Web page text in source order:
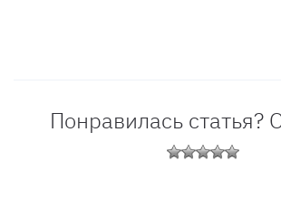
Понравилась статья?